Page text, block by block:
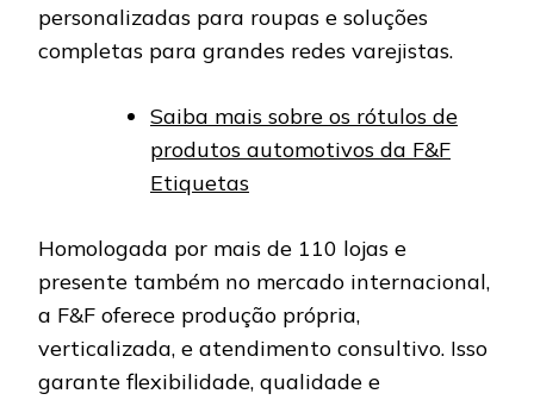
personalizadas para roupas e soluções
completas para grandes redes varejistas.
Saiba mais sobre os rótulos de
produtos automotivos da F&F
Etiquetas
Homologada por mais de 110 lojas e
presente também no mercado internacional,
a F&F oferece produção própria,
verticalizada, e atendimento consultivo. Isso
garante flexibilidade, qualidade e